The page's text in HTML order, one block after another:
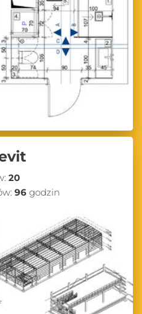
20
96 godzin